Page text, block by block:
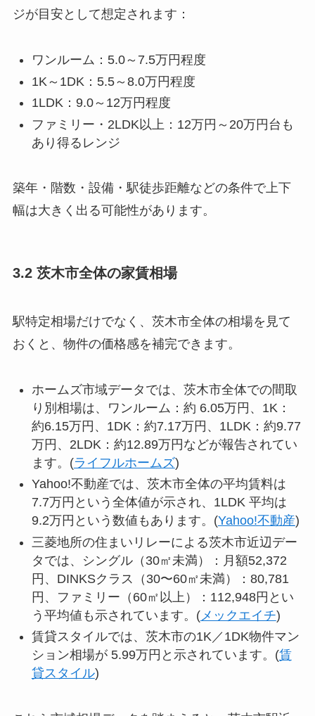
ジが目安として想定されます：
ワンルーム：5.0～7.5万円程度
1K～1DK：5.5～8.0万円程度
1LDK：9.0～12万円程度
ファミリー・2LDK以上：12万円～20万円台も
あり得るレンジ
築年・階数・設備・駅徒歩距離などの条件で上下
幅は大きく出る可能性があります。
3.2 茨木市全体の家賃相場
駅特定相場だけでなく、茨木市全体の相場を見て
おくと、物件の価格感を補完できます。
ホームズ市域データでは、茨木市全体での間取
り別相場は、ワンルーム：約 6.05万円、1K：
約6.15万円、1DK：約7.17万円、1LDK：約9.77
万円、2LDK：約12.89万円などが報告されてい
ます。(ライフルホームズ)
Yahoo!不動産では、茨木市全体の平均賃料は
7.7万円という全体値が示され、1LDK 平均は
9.2万円という数値もあります。(Yahoo!不動産)
三菱地所の住まいリレーによる茨木市近辺デー
タでは、シングル（30㎡未満）：月額52,372
円、DINKSクラス（30〜60㎡未満）：80,781
円、ファミリー（60㎡以上）：112,948円とい
う平均値も示されています。(メックエイチ)
賃貸スタイルでは、茨木市の1K／1DK物件マン
ション相場が 5.99万円と示されています。(賃
貸スタイル)